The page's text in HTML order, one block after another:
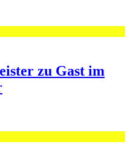
zu Gast im